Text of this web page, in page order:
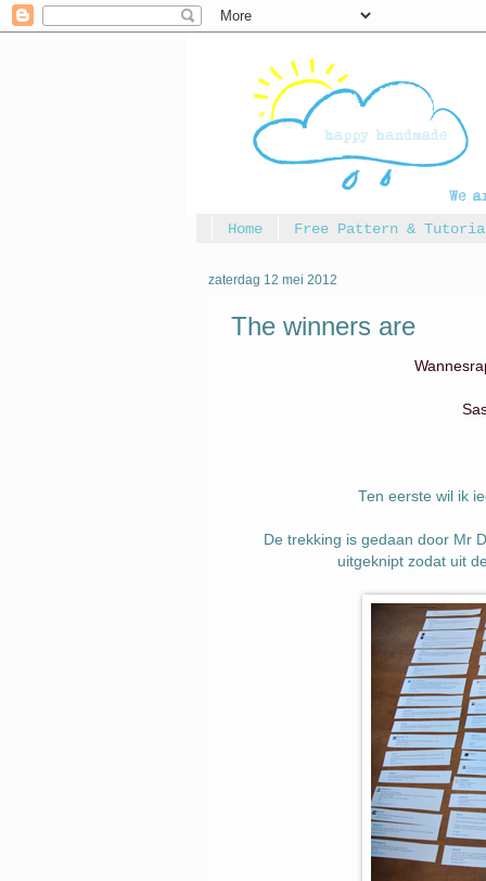
Home Free Pattern &
zaterdag 12 mei 2012
The winners are
Ten eerste wil ik
De trekking is gedaan door Mr
uitgeknipt zodat uit